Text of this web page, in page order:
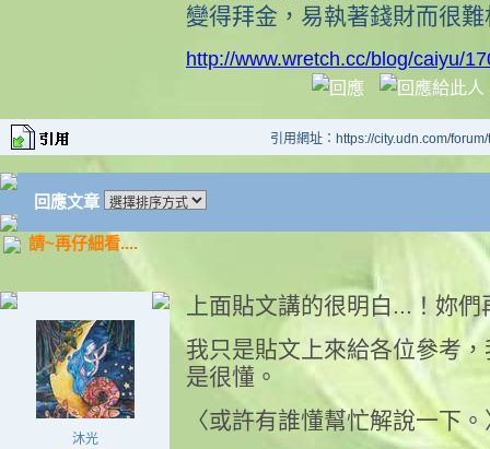
變得拜金，易執著錢財而很
http://www.wretch.cc/blog/caiyu/
引用網址：https://city.udn.com/
回應文章
請~再仔細看....
沐光
上面貼文講的很明白...！妳
我只是貼文上來給各位參考，
是很懂。
〈或許有誰懂幫忙解說一下。